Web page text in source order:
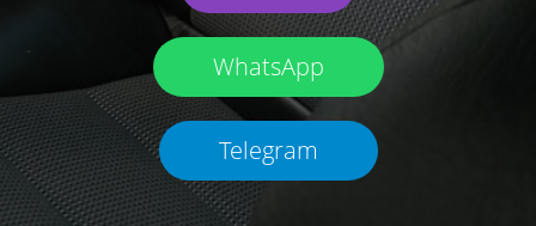
WhatsApp
Telegram